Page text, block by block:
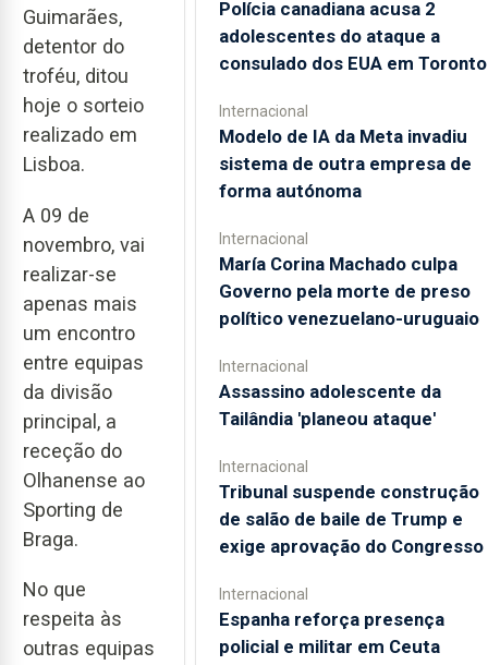
Guimarães,
detentor do
troféu, ditou
hoje o sorteio
realizado em
Lisboa.
A 09 de
novembro, vai
realizar-se
apenas mais
um encontro
entre equipas
da divisão
principal, a
receção do
Olhanense ao
Sporting de
Braga.
No que
respeita às
outras equipas
Polícia canadiana acusa 2
adolescentes do ataque a
consulado dos EUA em Toronto
Internacional
Modelo de IA da Meta invadiu
sistema de outra empresa de
forma autónoma
Internacional
María Corina Machado culpa
Governo pela morte de preso
político venezuelano-uruguaio
Internacional
Assassino adolescente da
Tailândia 'planeou ataque'
Internacional
Tribunal suspende construção
de salão de baile de Trump e
exige aprovação do Congresso
Internacional
Espanha reforça presença
policial e militar em Ceuta